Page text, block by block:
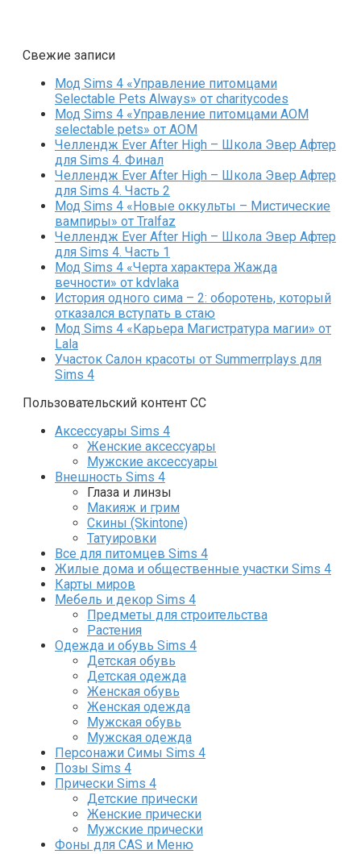
Свежие записи
Мод Sims 4 «Управление питомцами
Selectable Pets Always» от charitycodes
Мод Sims 4 «Управление питомцами AOM
selectable pets» от AOM
Челлендж Ever After High – Школа Эвер Афтер
для Sims 4. Финал
Челлендж Ever After High – Школа Эвер Афтер
для Sims 4. Часть 2
Мод Sims 4 «Новые оккульты – Мистические
вампиры» от Tralfaz
Челлендж Ever After High – Школа Эвер Афтер
для Sims 4. Часть 1
Мод Sims 4 «Черта характера Жажда
вечности» от kdvlaka
История одного сима – 2: оборотень, который
отказался вступать в стаю
Мод Sims 4 «Карьера Магистратура магии» от
Lala
Участок Салон красоты от Summerrplays для
Sims 4
Пользовательский контент СС
Аксессуары Sims 4
Женские аксессуары
Мужские аксессуары
Внешность Sims 4
Глаза и линзы
Макияж и грим
Скины (Skintone)
Татуировки
Все для питомцев Sims 4
Жилые дома и общественные участки Sims 4
Карты миров
Мебель и декор Sims 4
Предметы для строительства
Растения
Одежда и обувь Sims 4
Детская обувь
Детская одежда
Женская обувь
Женская одежда
Мужская обувь
Мужская одежда
Персонажи Симы Sims 4
Позы Sims 4
Прически Sims 4
Детские прически
Женские прически
Мужские прически
Фоны для CAS и Меню